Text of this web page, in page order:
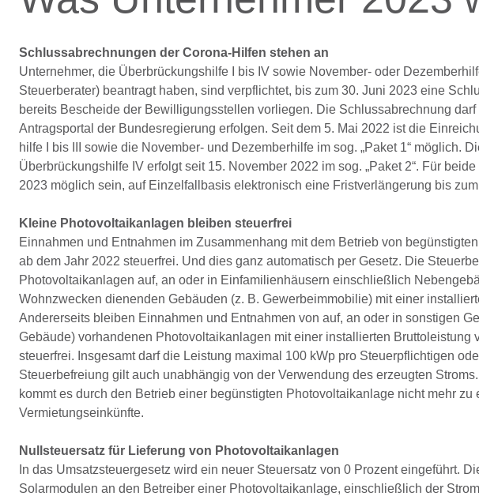
Schlussabrechnungen der Corona-Hilfen stehen an
Unternehmer, die Überbrückungshilfe I bis IV sowie November- oder
Steuerberater) beantragt haben, sind verpflichtet, bis zum 30. Juni 2023 eine
bereits Bescheide der Bewilligungsstellen vorliegen. Die Schlussabrechnung
Antragsportal der Bundesregierung erfolgen. Seit dem 5. Mai 2022 ist die
hilfe I bis III sowie die November- und Dezemberhilfe im sog. „Paket 1“ möglich.
Überbrückungshilfe IV erfolgt seit 15. November 2022 im sog. „Paket 2“. Für
2023 möglich sein, auf Einzelfallbasis elektronisch eine Fristverlängerung bis
Kleine Photovoltaikanlagen bleiben steuerfrei
Einnahmen und Entnahmen im Zusammenhang mit dem Betrieb von
ab dem Jahr 2022 steuerfrei. Und dies ganz automatisch per Gesetz. Die
Photovoltaikanlagen auf, an oder in Einfamilienhäusern einschließlich
Wohnzwecken dienenden Gebäuden (z. B. Gewerbeimmobilie) mit einer
Andererseits bleiben Einnahmen und Entnahmen von auf, an oder in sonstigen
Gebäude) vorhandenen Photovoltaikanlagen mit einer installierten Bruttoleistung
steuerfrei. Insgesamt darf die Leistung maximal 100 kWp pro Steuerpflichtigen
Steuerbefreiung gilt auch unabhängig von der Verwendung des erzeugten
kommt es durch den Betrieb einer begünstigten Photovoltaikanlage nicht mehr
Vermietungseinkünfte.
Nullsteuersatz für Lieferung von Photovoltaikanlagen
In das Umsatzsteuergesetz wird ein neuer Steuersatz von 0 Prozent eingeführt.
Solarmodulen an den Betreiber einer Photovoltaikanlage, einschließlich der